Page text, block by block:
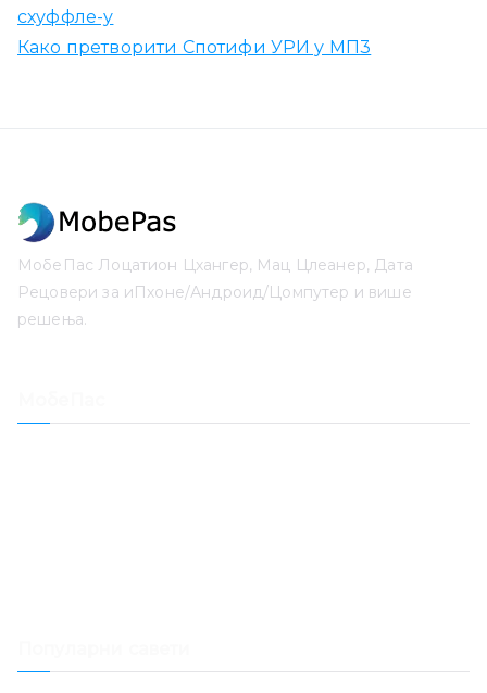
схуффле-у
Како претворити Спотифи УРИ у МП3
МобеПас Лоцатион Цхангер, Мац Цлеанер, Дата
Рецовери за иПхоне/Андроид/Цомпутер и више
решења.